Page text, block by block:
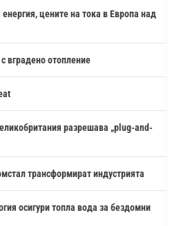
цените на тока в Европа над
вградено отопление
разрешава „plug-and-
трансформират индустрията
осигури топла вода за бездомни